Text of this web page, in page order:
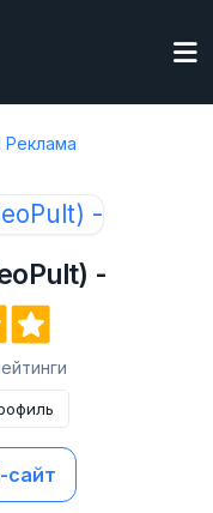
Реклама
-
сайт